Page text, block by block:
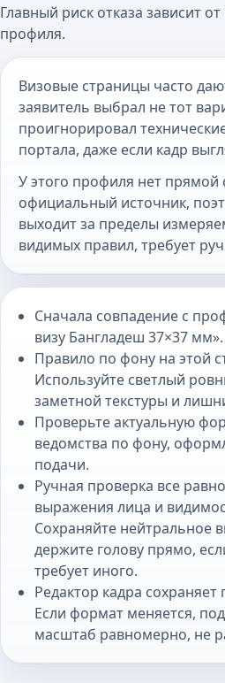
Главный риск отказа зависит
профиля.
Визовые страницы часто
заявитель выбрал не тот
проигнорировал
портала, даже если кадр
У этого профиля нет прямой
официальный источник,
выходит за пределы
видимых правил, требует
Сначала совпадение с
визу Бангладеш 37×37 мм».
Правило по фону на этой
Используйте светлый
заметной текстуры и
Проверьте актуальную
ведомства по фону,
подачи.
Ручная проверка все
выражения лица и
Сохраняйте нейтральное
держите голову прямо,
требует иного.
Редактор кадра
Если формат меняется,
масштаб равномерно, не